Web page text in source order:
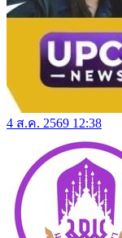
4 ส.ค. 2569 12:38